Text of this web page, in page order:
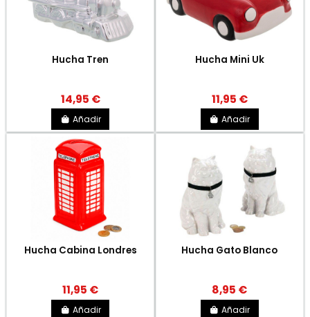
Hucha Tren
14,95 €
Añadir
Hucha Mini Uk
11,95 €
Añadir
Hucha Cabina Londres
11,95 €
Añadir
Hucha Gato Blanco
8,95 €
Añadir